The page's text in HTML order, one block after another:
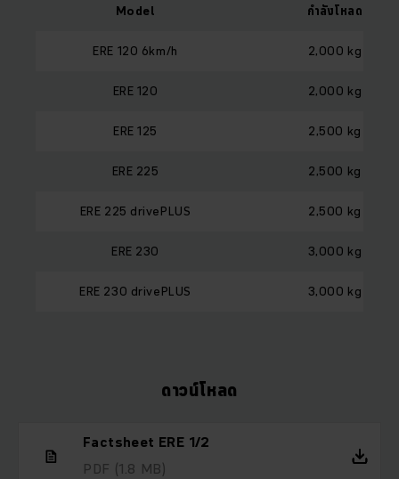
Model กำลังโหลด
ERE 120 6km/h 2,000 kg
ERE 120 2,000 kg
ERE 125 2,500 kg
ERE 225 2,500 kg
ERE 225 drivePLUS 2,500 kg
ERE 230 3,000 kg
ERE 230 drivePLUS 3,000 kg
ดาวน์โหลด
Factsheet ERE 1/2
PDF (1.8 MB)